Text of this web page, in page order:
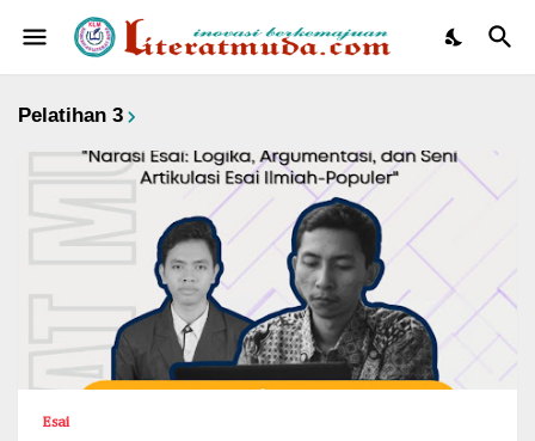
Pelatihan 3
Esai